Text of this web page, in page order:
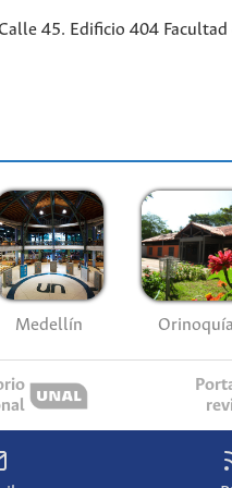
45. Edificio 404 Facultad
Medellín Orinoquía